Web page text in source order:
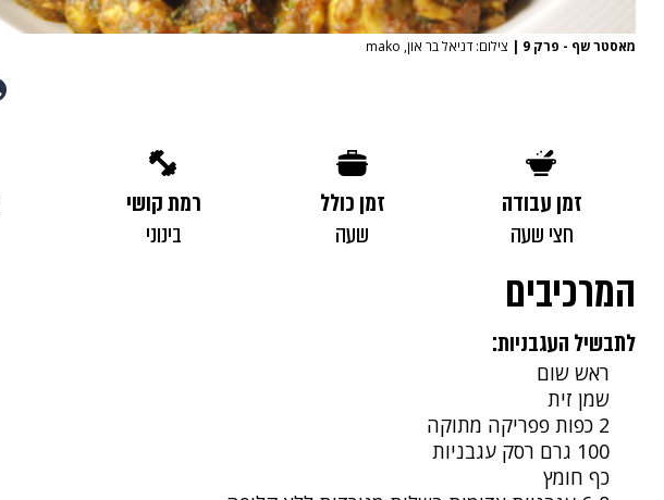
מאסטר שף - פרק 9 | צילום: דניאל בר און, mako
זמן עבודה
חצי שעה
זמן כולל
שעה
רמת קושי
בינוני
המרכיבים
לתבשיל העגבניות:
ראש שום
שמן זית
2 כפות פפריקה מתוקה
100 גרם רסק עגבניות
כף חומץ